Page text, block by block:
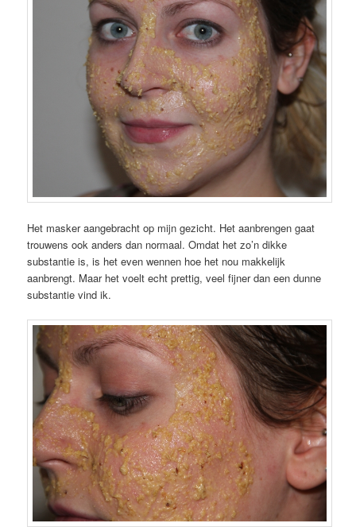
Het masker aangebracht op mijn gezicht. Het aanbrengen gaat
trouwens ook anders dan normaal. Omdat het zo’n dikke
substantie is, is het even wennen hoe het nou makkelijk
aanbrengt. Maar het voelt echt prettig, veel fijner dan een dunne
substantie vind ik.